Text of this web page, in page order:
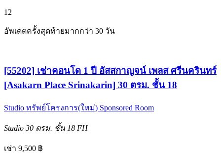
12
อัพเดตครั้งสุดท้ายมากกว่า 30 วัน
[55202] เช่าคอนโด 1 ปี อัสสกาญจน์ เพลส ศรีนครินทร์
[Asakarn Place Srinakarin] 30 ตรม. ชั้น 18
Studio ทรัพย์โครงการ(ใหม่) Sponsored Room
Studio 30 ตรม. ชั้น 18 FH
เช่า 9,500 ฿